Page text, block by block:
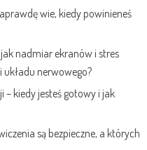
wie, kiedy powinieneś
nadmiar ekranów i stres
układu nerwowego?
kiedy jesteś gotowy i jak
są bezpieczne, a których